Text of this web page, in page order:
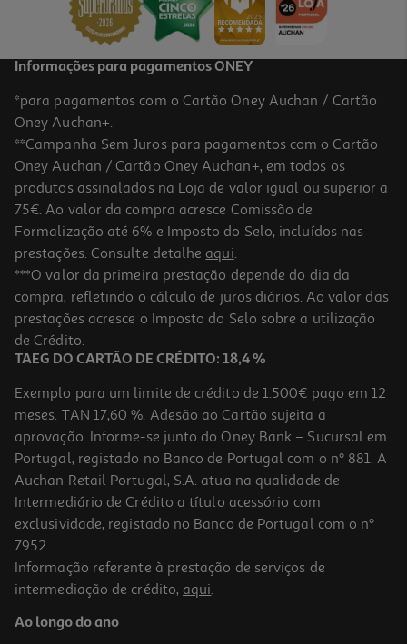
Informações para pagamentos ONEY
*para pagamentos com o Cartão Oney Auchan / Cartão
Oney Auchan+.
**Campanha Sem Juros para pagamentos com o Cartão
Oney Auchan / Cartão Oney Auchan+, em todos os
produtos assinalados na Loja de valor igual ou superior a
75€. Ao valor da compra acresce Comissão de
Formalização até 6% e Imposto do Selo, incluídos nas
prestações. Consulte detalhe aqui.
***O valor da primeira prestação depende do dia da
compra, refletindo o cálculo de juros diários. Ao valor das
prestações acresce o Imposto do Selo sobre a utilização
de Crédito.
TAEG DO CARTÃO DE CRÉDITO: 18,4 %
Exemplo para um limite de crédito de 1.500€ pago em 12
meses. TAN 17,60 %. Adesão ao Cartão sujeita a
aprovação. Informe-se junto do Oney Bank – Sucursal em
Portugal, registado no Banco de Portugal com o nº 881. A
Auchan Retail Portugal, S.A. atua na qualidade de
Intermediário de Crédito a título acessório com
exclusividade, registado no Banco de Portugal com o nº
7952.
Informação referente à prestação de serviços de
intermediação de crédito, aqui.
Ao longo do ano